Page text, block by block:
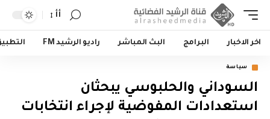
أأ
اخر الاخبار البرامج البث المباشر راديو الرشيد FM
سياسة
السوداني والحلبوسي يبحثان
استعدادات المفوضية لإجراء انتخابات